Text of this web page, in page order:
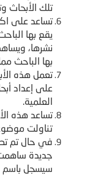
تلك الأبحاث
تساعد على
يقع بها
نشرها،
بها الباحث
تعمل هذه
على إعداد
العلمية.
تساعد هذه
تناولت
في حال تم
جديدة
سيسجل باسم